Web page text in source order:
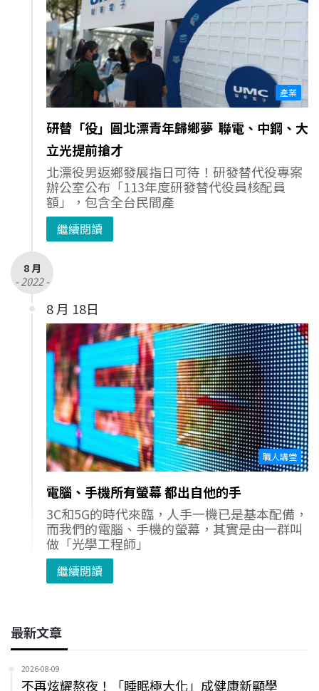
產業
研替「役」圓北漂青年歸鄉夢 聯電、中鋼、大
立光提前搶才
北漂役男返鄉發展指日可待！研發替代役專案
辦公室公布「113年度研發替代役員核配員
額」，包含全台民間產
繼續閱讀
8 月
- 2022 -
8 月 18日
職人講堂
電腦、手機所有螢幕 都出自他的手
3C和5G的時代來臨，人手一機已是基本配備，
而我們的電腦、手機的螢幕，其實是由一群叫
做「光學工程師」
繼續閱讀
最新文章
2026-08-09
不再炫耀熬夜！「睡眠極大化」成健康新顯學